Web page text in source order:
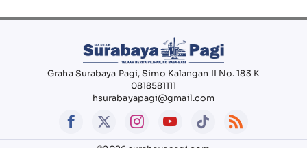
Graha Surabaya Pagi, Simo Kalangan II No. 183 K
0818581111
hsurabayapagi@gmail.com